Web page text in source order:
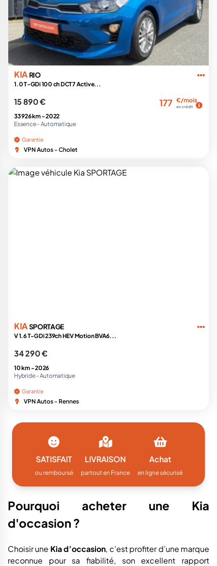
KIA RIO
1.0 T-GDi 100 ch DCT7 Active...
15 890 € 177 €/mois
en crédit
33 926 km -2022
Essence - Automatique
Garantie
VPN Autos - Cholet
KIASPORTAGE
V 1.6 T-GDi 239ch HEV Motion BVA6...
34 290 €
10 km -2026
Hybride - Automatique
Garantie
VPN Autos - Rennes
SATISFAIT
ou remboursé
LIVRAISON
partout en France
Achat
en ligne sécurisé
Pourquoi acheter une Kia
d'occasion ?
Choisir une Kia d’occasion, c’est profiter d’une marque
reconnue pour sa fiabilité, son excellent rapport